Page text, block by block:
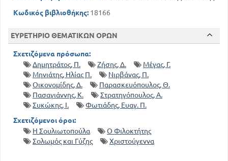
ΣΤΑ ΨΗΛΩΜΑΤΑ ΤΟΥ ΧΕΛΜΟΥ
Κωδικός βιβλιοθήκης: 18166
ΕΥΡΕΤΗΡΙΟ ΘΕΜΑΤΙΚΩΝ ΟΡΩΝ
Σχετιζόμενα πρόσωπα:
Δημητράτος, Π.
Ζήσης, Δ.
Μέγας, Γ.
Μηνιάτης, Ηλίας Π.
Νιρβάνας, Π.
Οικονομίδης, Δ.
Παρασκευόπουλος, Θ.
Πασαγιάννης, Κ.
Στρατηγόπουλος, Α.
Συκώκης, Ι.
Φωτιάδης, Ευαγ. Π.
Σχετιζόμενοι όροι:
Η Σουλιωτοπούλα
Ο Φιλοκτήτης
Σολωμός και Γύζης
Χριστούγεννα